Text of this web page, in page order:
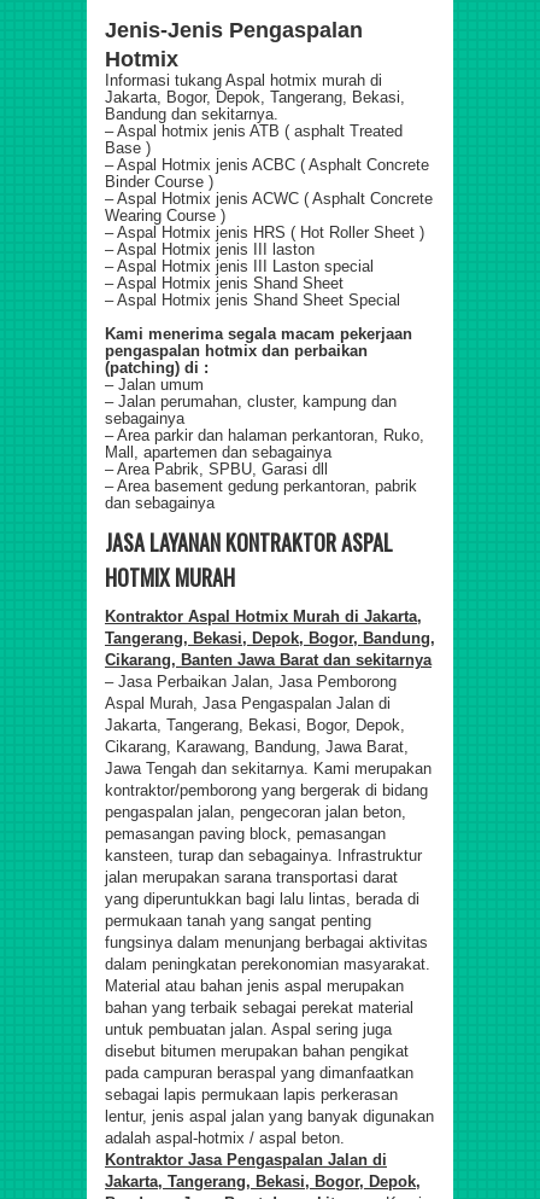
Jenis-Jenis Pengaspalan
Hotmix
Informasi tukang Aspal hotmix murah di
Jakarta, Bogor, Depok, Tangerang, Bekasi,
Bandung dan sekitarnya.
– Aspal hotmix jenis ATB ( asphalt Treated
Base )
– Aspal Hotmix jenis ACBC ( Asphalt Concrete
Binder Course )
– Aspal Hotmix jenis ACWC ( Asphalt Concrete
Wearing Course )
– Aspal Hotmix jenis HRS ( Hot Roller Sheet )
– Aspal Hotmix jenis III laston
– Aspal Hotmix jenis III Laston special
– Aspal Hotmix jenis Shand Sheet
– Aspal Hotmix jenis Shand Sheet Special
Kami menerima segala macam pekerjaan
pengaspalan hotmix dan perbaikan
(patching) di :
– Jalan umum
– Jalan perumahan, cluster, kampung dan
sebagainya
– Area parkir dan halaman perkantoran, Ruko,
Mall, apartemen dan sebagainya
– Area Pabrik, SPBU, Garasi dll
– Area basement gedung perkantoran, pabrik
dan sebagainya
JASA LAYANAN KONTRAKTOR ASPAL
HOTMIX MURAH
Kontraktor Aspal Hotmix Murah di Jakarta,
Tangerang, Bekasi, Depok, Bogor, Bandung,
Cikarang, Banten Jawa Barat dan sekitarnya
– Jasa Perbaikan Jalan, Jasa Pemborong
Aspal Murah, Jasa Pengaspalan Jalan di
Jakarta, Tangerang, Bekasi, Bogor, Depok,
Cikarang, Karawang, Bandung, Jawa Barat,
Jawa Tengah dan sekitarnya. Kami merupakan
kontraktor/pemborong yang bergerak di bidang
pengaspalan jalan, pengecoran jalan beton,
pemasangan paving block, pemasangan
kansteen, turap dan sebagainya. Infrastruktur
jalan merupakan sarana transportasi darat
yang diperuntukkan bagi lalu lintas, berada di
permukaan tanah yang sangat penting
fungsinya dalam menunjang berbagai aktivitas
dalam peningkatan perekonomian masyarakat.
Material atau bahan jenis aspal merupakan
bahan yang terbaik sebagai perekat material
untuk pembuatan jalan. Aspal sering juga
disebut bitumen merupakan bahan pengikat
pada campuran beraspal yang dimanfaatkan
sebagai lapis permukaan lapis perkerasan
lentur, jenis aspal jalan yang banyak digunakan
adalah aspal-hotmix / aspal beton.
Kontraktor Jasa Pengaspalan Jalan di
Jakarta, Tangerang, Bekasi, Bogor, Depok,